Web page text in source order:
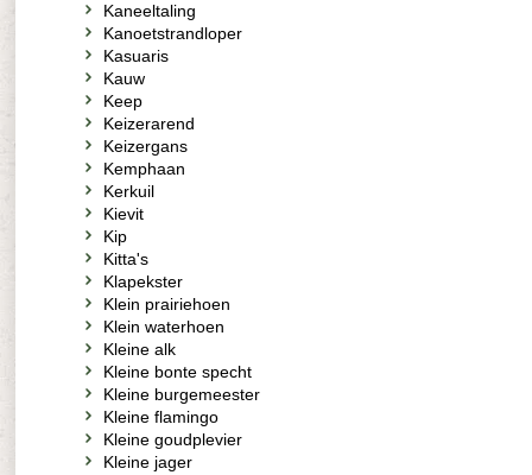
Kaneeltaling
Kanoetstrandloper
Kasuaris
Kauw
Keep
Keizerarend
Keizergans
Kemphaan
Kerkuil
Kievit
Kip
Kitta's
Klapekster
Klein prairiehoen
Klein waterhoen
Kleine alk
Kleine bonte specht
Kleine burgemeester
Kleine flamingo
Kleine goudplevier
Kleine jager